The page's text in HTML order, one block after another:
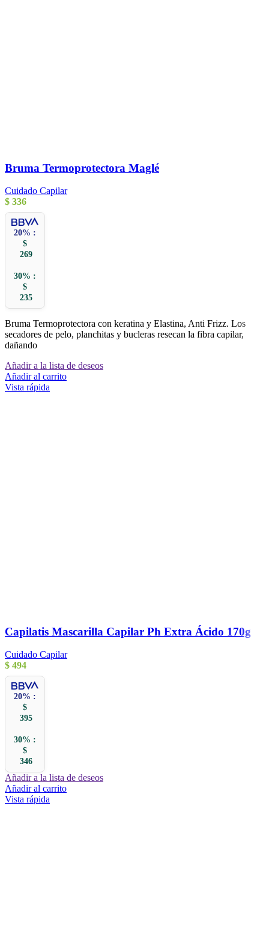
Bruma Termoprotectora Maglé
Cuidado Capilar
$ 336
20% :
$
269
30% :
$
235
Bruma Termoprotectora con keratina y Elastina, Anti Frizz. Los
secadores de pelo, planchitas y bucleras resecan la fibra capilar,
dañando
Añadir a la lista de deseos
Añadir al carrito
Vista rápida
Capilatis Mascarilla Capilar Ph Extra Ácido 170g
Cuidado Capilar
$ 494
20% :
$
395
30% :
$
346
Añadir a la lista de deseos
Añadir al carrito
Vista rápida